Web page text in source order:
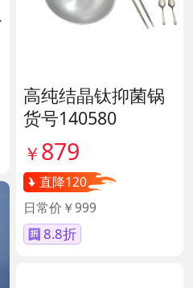
高纯结晶钛抑菌锅
货号140580
￥ 879
直降120
日常价￥999
8.8折